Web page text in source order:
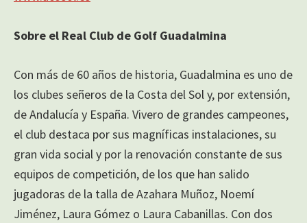
Sobre el Real Club de Golf Guadalmina
Con más de 60 años de historia, Guadalmina es uno de
los clubes señeros de la Costa del Sol y, por extensión,
de Andalucía y España. Vivero de grandes campeones,
el club destaca por sus magníficas instalaciones, su
gran vida social y por la renovación constante de sus
equipos de competición, de los que han salido
jugadoras de la talla de Azahara Muñoz, Noemí
Jiménez, Laura Gómez o Laura Cabanillas. Con dos